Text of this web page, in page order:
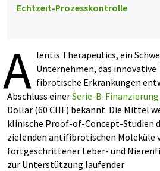
Echtzeit-Prozesskontrolle
A lentis Therapeutics, ein
Unternehmen, das innovative
fibrotische Erkrankungen
Abschluss einerSerie-B-Finanzierung
Dollar (60 CHF) bekannt. Die Mittel
klinische Proof-of-Concept-Studien
zielenden antifibrotischen Moleküle
fortgeschrittener Leber- und
zur Unterstützung laufender